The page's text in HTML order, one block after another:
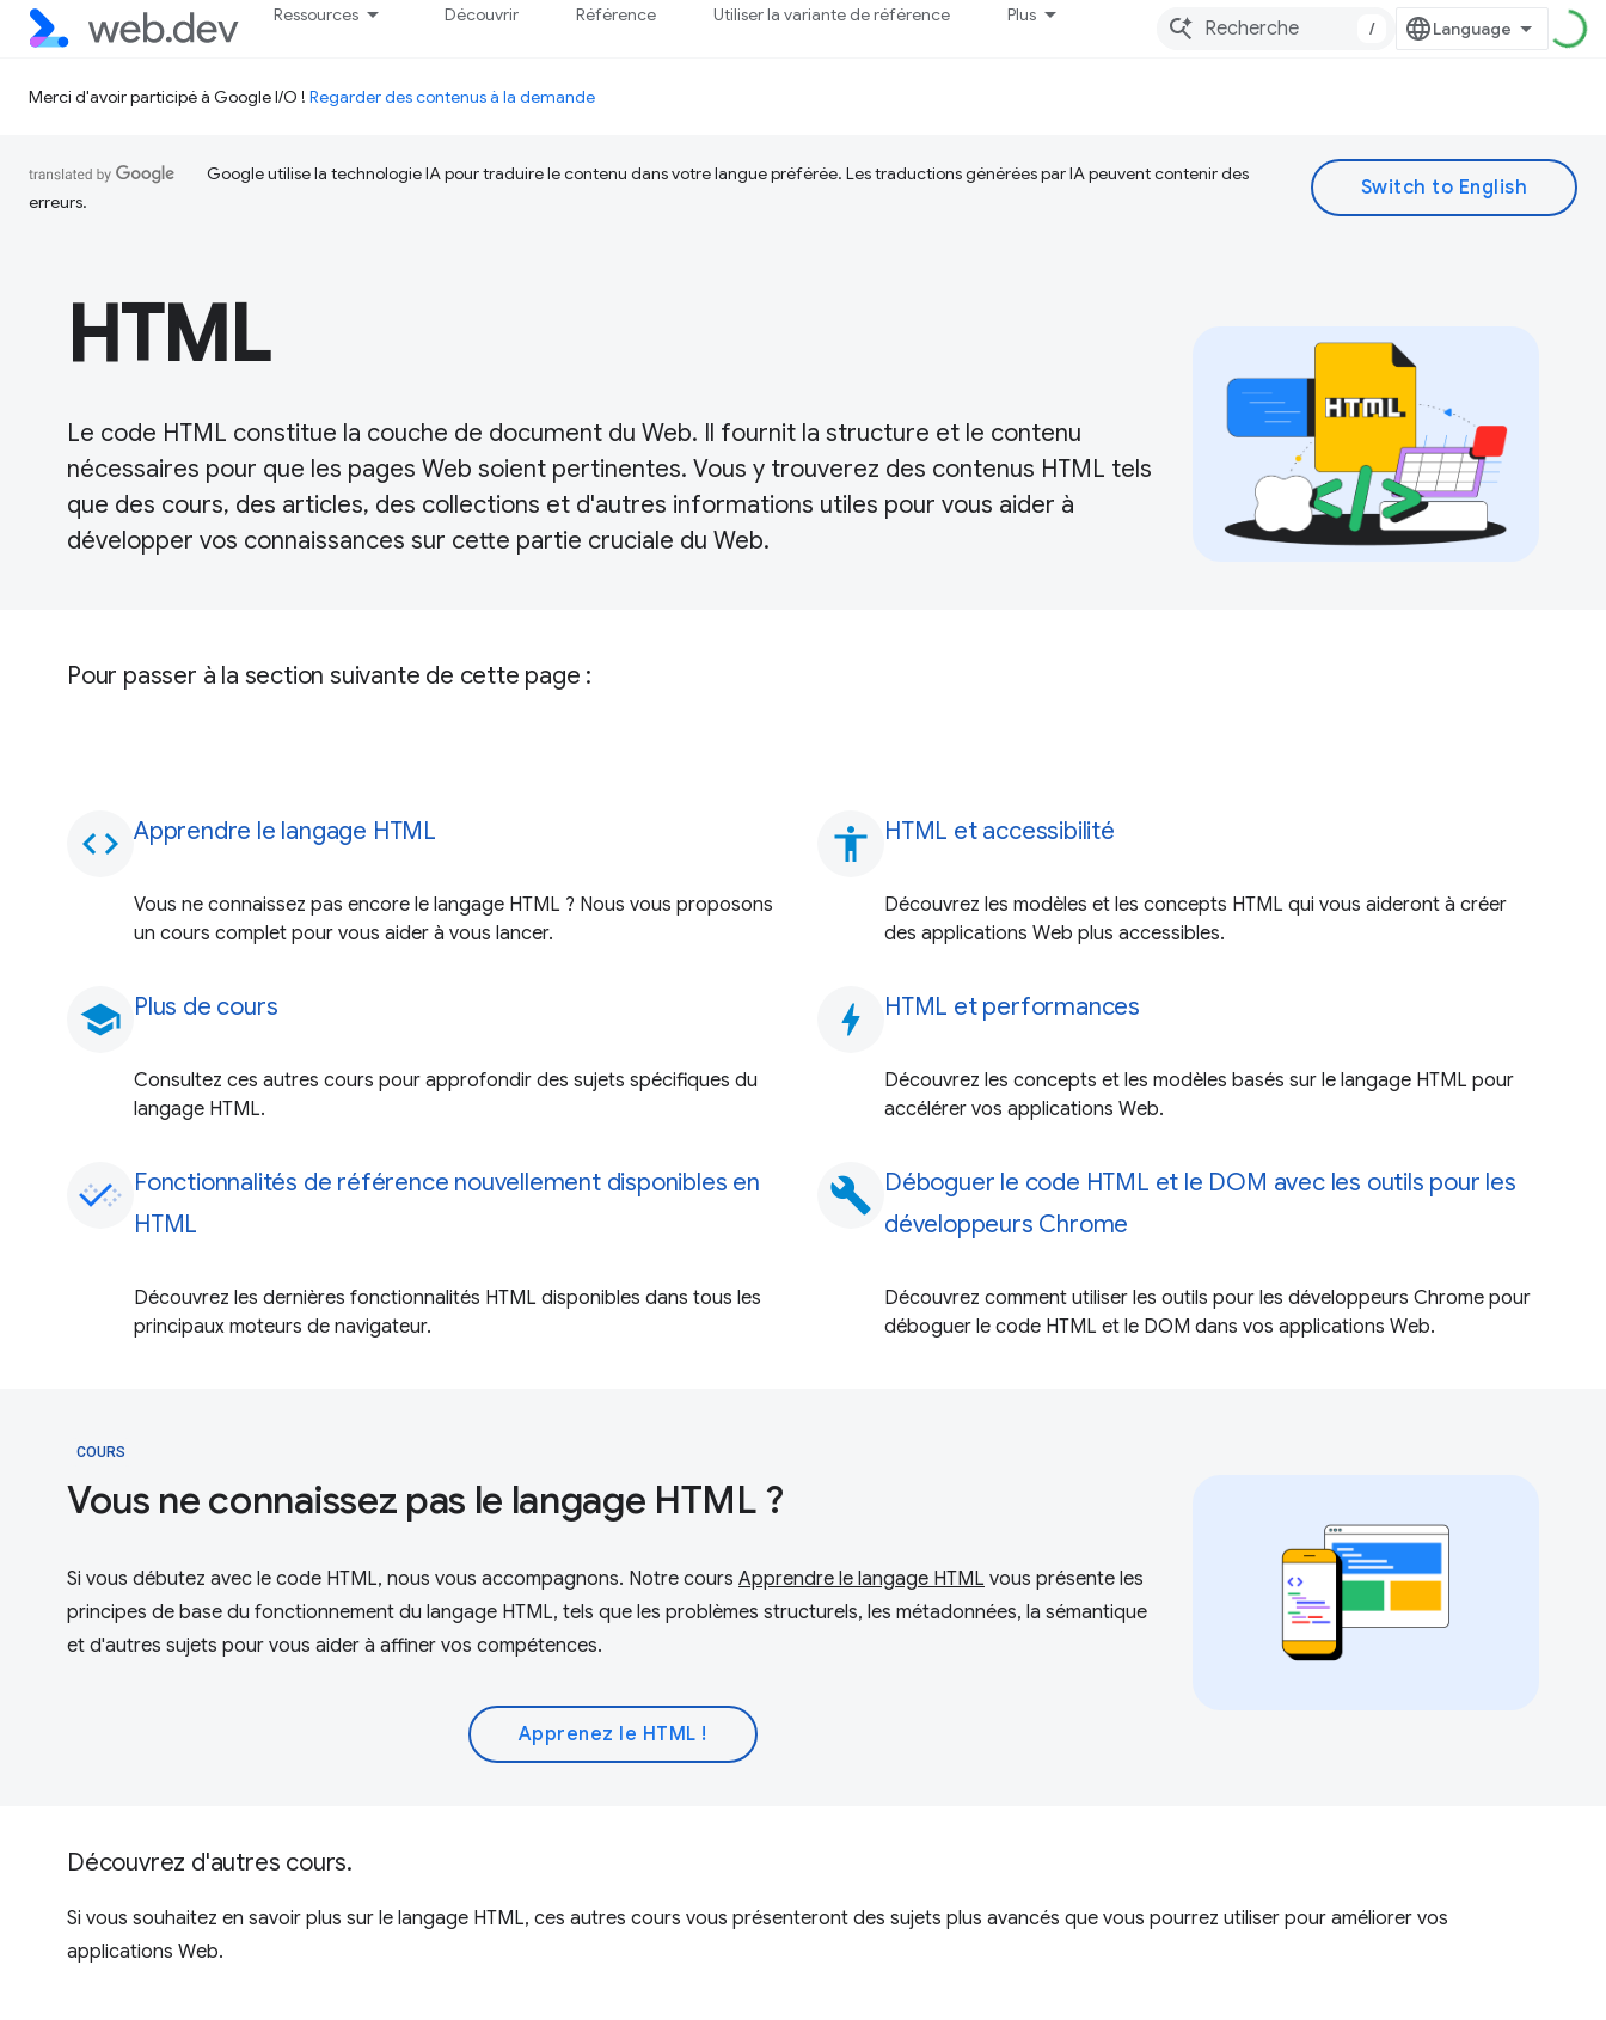
Ressources Découvrir Référence Utiliser la variante de référence Plus
/
Merci d'avoir participé à Google I/O ! Regarder des contenus à la demande
Google utilise la technologie IA pour traduire le contenu dans votre langue préférée. Les traductions générées par IA peuvent contenir des
erreurs.
HTML
Le code HTML constitue la couche de document du Web. Il fournit la structure et le contenu
nécessaires pour que les pages Web soient pertinentes. Vous y trouverez des contenus HTML tels
que des cours, des articles, des collections et d'autres informations utiles pour vous aider à
développer vos connaissances sur cette partie cruciale du Web.
Pour passer à la section suivante de cette page :
code Apprendre le langage HTML
Vous ne connaissez pas encore le langage HTML ? Nous vous proposons
un cours complet pour vous aider à vous lancer.
school Plus de cours
Consultez ces autres cours pour approfondir des sujets spécifiques du
langage HTML.
Fonctionnalités de référence nouvellement disponibles en
HTML
Découvrez les dernières fonctionnalités HTML disponibles dans tous les
principaux moteurs de navigateur.
accessibility HTML et accessibilité
Découvrez les modèles et les concepts HTML qui vous aideront à créer
des applications Web plus accessibles.
bolt HTML et performances
Découvrez les concepts et les modèles basés sur le langage HTML pour
accélérer vos applications Web.
build Déboguer le code HTML et le DOM avec les outils pour les
développeurs Chrome
Découvrez comment utiliser les outils pour les développeurs Chrome pour
déboguer le code HTML et le DOM dans vos applications Web.
COURS
Vous ne connaissez pas le langage HTML ?
Si vous débutez avec le code HTML, nous vous accompagnons. Notre cours Apprendre le langage HTML vous présente les
principes de base du fonctionnement du langage HTML, tels que les problèmes structurels, les métadonnées, la sémantique
et d'autres sujets pour vous aider à affiner vos compétences.
Apprenez le HTML !
Découvrez d'autres cours.
Si vous souhaitez en savoir plus sur le langage HTML, ces autres cours vous présenteront des sujets plus avancés que vous pourrez utiliser pour améliorer vos
applications Web.